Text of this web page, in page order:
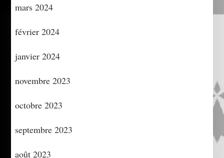
mars 2024
février 2024
janvier 2024
novembre 2023
octobre 2023
septembre 2023
août 2023